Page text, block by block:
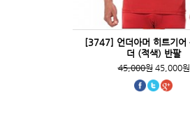
[3747] 언더아머 히트기어
더 (적색) 반팔
45,000원45,000원